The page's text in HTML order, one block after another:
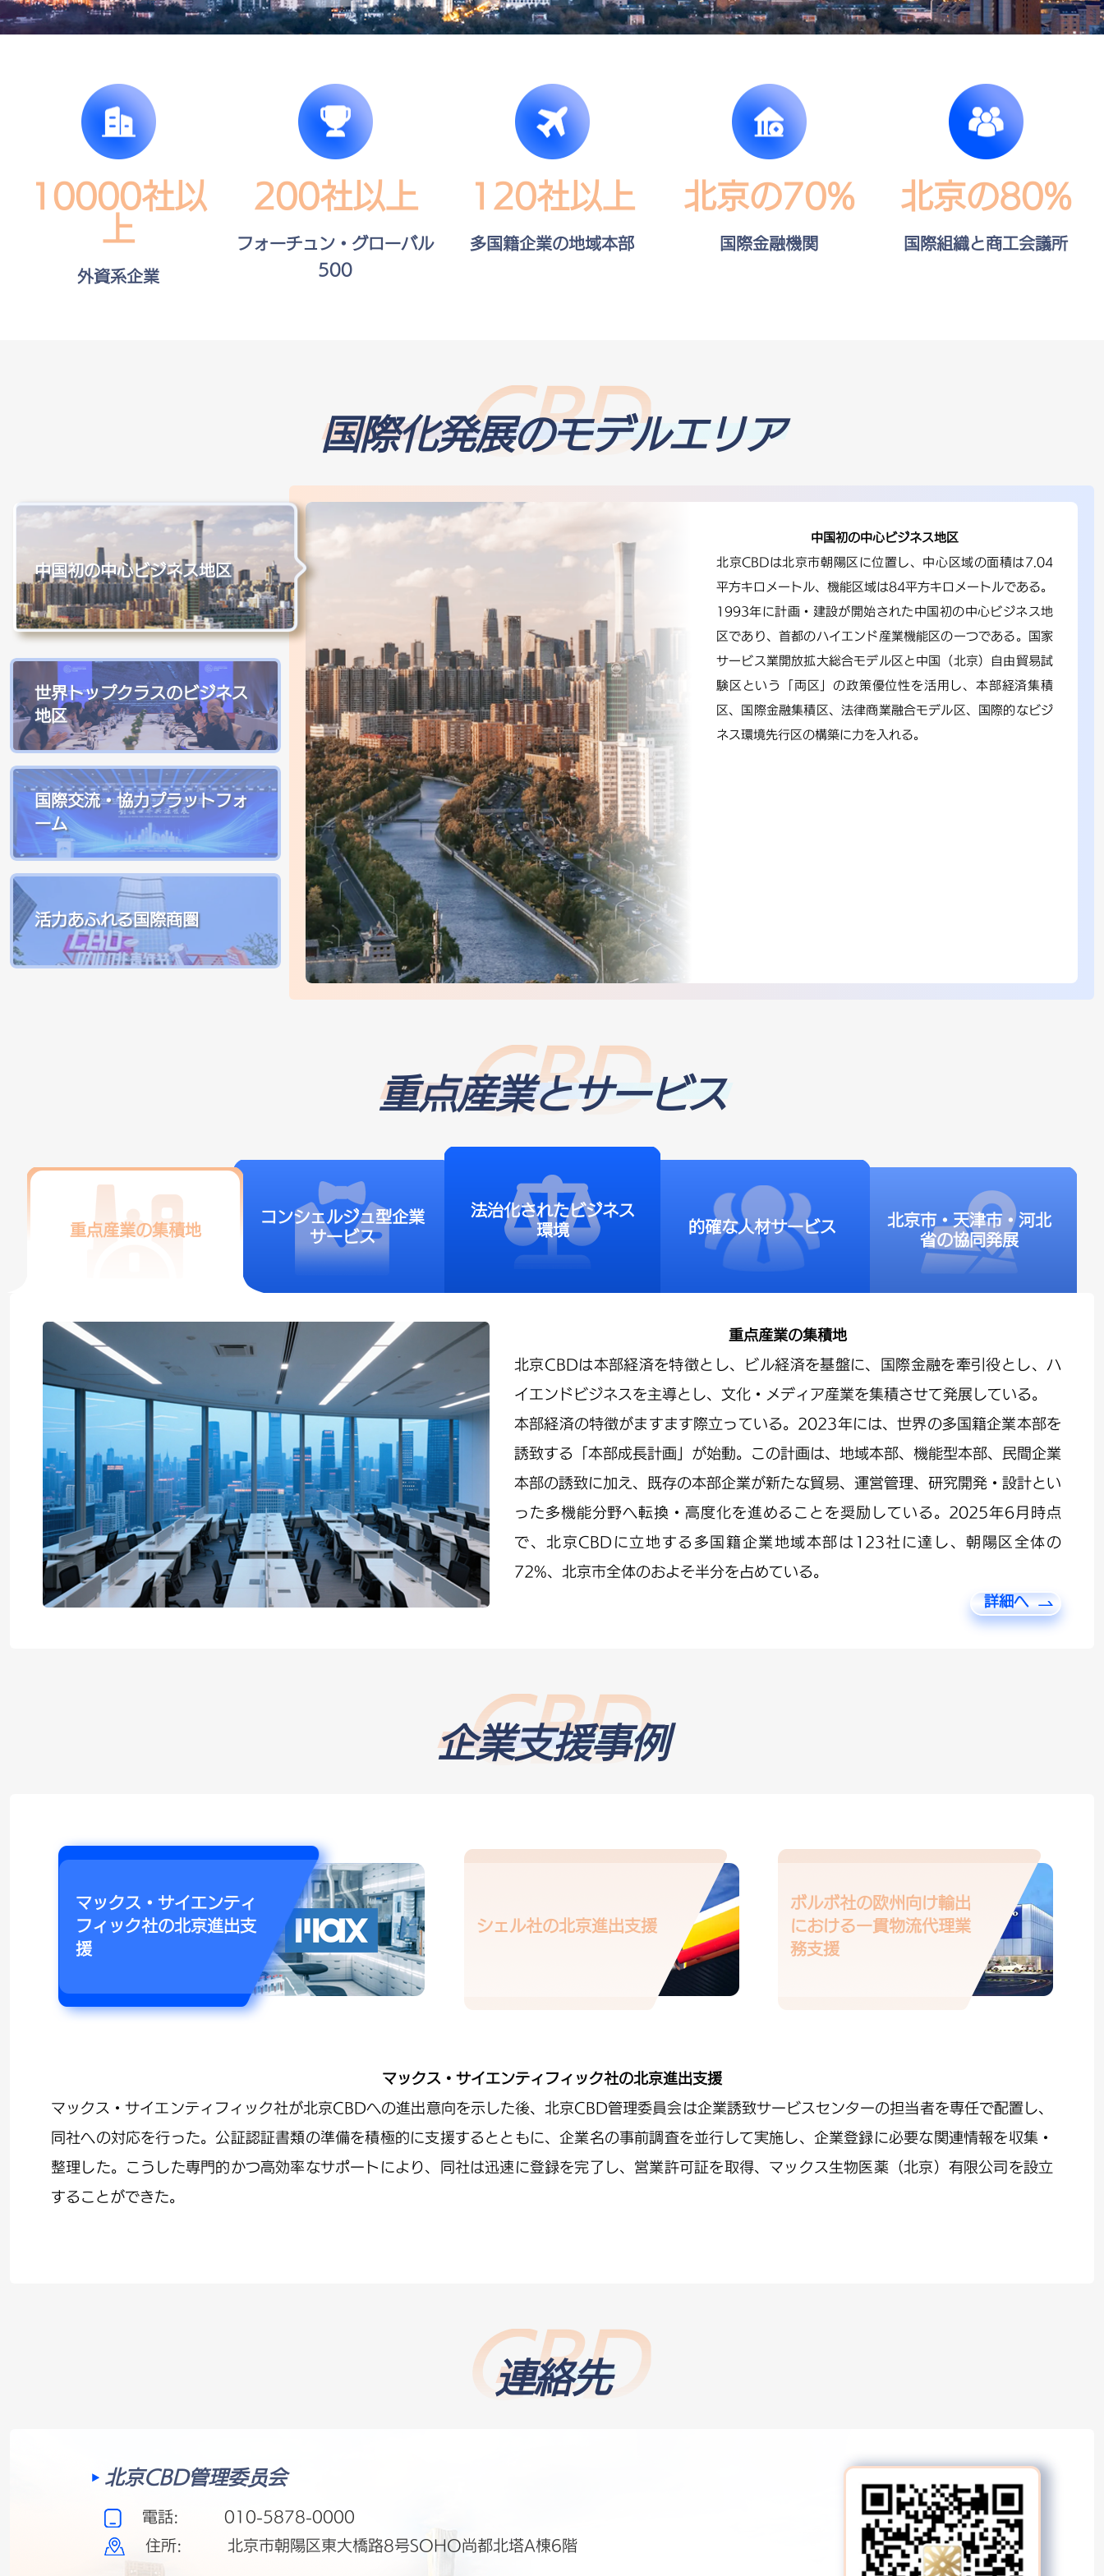
10000社以
上
外資系企業
200社以上
フォーチュン・グローバル
500
120社以上
多国籍企業の地域本部
北京の70%
国際金融機関
北京の80%
国際組織と商工会議所
国際化発展のモデルエリア
中国初の中心ビジネス地区
世界トップクラスのビジネス
地区
国際交流・協力プラットフォ
ーム
活力あふれる国際商圏
中国初の中心ビジネス地区
北京CBDは北京市朝陽区に位置し、中心区域の面積は7.04
平方キロメートル、機能区域は84平方キロメートルである。
1993年に計画・建設が開始された中国初の中心ビジネス地
区であり、首都のハイエンド産業機能区の一つである。国家
サービス業開放拡大総合モデル区と中国（北京）自由貿易試
験区という「両区」の政策優位性を活用し、本部経済集積
区、国際金融集積区、法律商業融合モデル区、国際的なビジ
ネス環境先行区の構築に力を入れる。
重点産業とサービス
重点産業の集積地
コンシェルジュ型企業
サービス
法治化されたビジネス
環境
的確な人材サービス
北京市・天津市・河北
省の協同発展
重点産業の集積地
北京CBDは本部経済を特徴とし、ビル経済を基盤に、国際金融を牽引役とし、ハ
イエンドビジネスを主導とし、文化・メディア産業を集積させて発展している。
本部経済の特徴がますます際立っている。2023年には、世界の多国籍企業本部を
誘致する「本部成長計画」が始動。この計画は、地域本部、機能型本部、民間企業
本部の誘致に加え、既存の本部企業が新たな貿易、運営管理、研究開発・設計とい
った多機能分野へ転換・高度化を進めることを奨励している。2025年6月時点
で、北京CBDに立地する多国籍企業地域本部は123社に達し、朝陽区全体の
72%、北京市全体のおよそ半分を占めている。
国際金融業が加速的に発展している。国際証券取引所や国際保険機関が朝陽区に集
まり、外資系証券会社、自動車金融会社、資産運用会社などの代表的な金融機関が
も最大のエリアとなっている。
文化・メディア産業の優位性も際立っている。CBDにはCNNやBBCを含む北京市
内の国際メディア機関の80%以上が集積し、中国における重要な国際文化発信拠
の研究開発拠点が集まっている。CBDは中国最大級のサービスアウトソーシング
拠点であり、同時に需要を供給する中心地でもある。
詳細へ
企業支援事例
マックス・サイエンティ
フィック社の北京進出支
援
シェル社の北京進出支援
ボルボ社の欧州向け輸出
における一貫物流代理業
務支援
マックス・サイエンティフィック社の北京進出支援
マックス・サイエンティフィック社が北京CBDへの進出意向を示した後、北京CBD管理委員会は企業誘致サービスセンターの担当者を専任で配置し、
同社への対応を行った。公証認証書類の準備を積極的に支援するとともに、企業名の事前調査を並行して実施し、企業登録に必要な関連情報を収集・
整理した。こうした専門的かつ高効率なサポートにより、同社は迅速に登録を完了し、営業許可証を取得、マックス生物医薬（北京）有限公司を設立
することができた。
連絡先
北京CBD管理委员会
電話:
010-5878-0000
住所:
北京市朝陽区東大橋路8号SOHO尚都北塔A棟6階